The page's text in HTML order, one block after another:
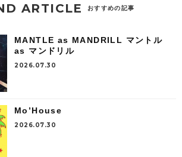
ARTICLE おすすめの記事
MANTLE as MANDRILL マントル
as マンドリル
2026.07.30
Mo’House
2026.07.30